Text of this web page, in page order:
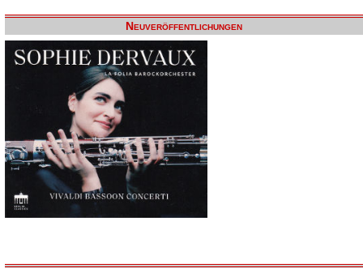
Neuveröffentlichungen